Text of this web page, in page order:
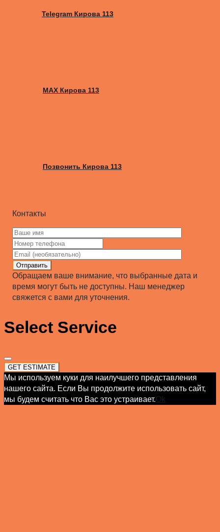
Telegram Кирова 113
MAX Кирова 113
Позвонить Кирова 113
Контакты
Отправить
Обращаем ваше внимание, что выбранные дата и
время могут быть не доступны. Наш менеджер
свяжется с вами для уточнения.
Select Service
GET ESTIMATE
Мы используем куки для наилучшего представления
нашего сайта. Если Вы продолжите использовать сайт,
мы будем считать что Вас это устраивает.Ok